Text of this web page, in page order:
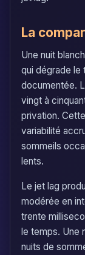
La
Une nuit
qui dégrade le
documentée.
vingt à
privation.
variabilité
sommeils
lents.
Le jet lag
modérée en
trente
le temps. Une
nuits de